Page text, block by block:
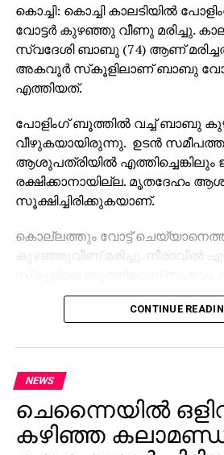
കൊച്ചി: കൊച്ചി കാലടിയില്‍
വോട്ടര്‍ കുഴഞ്ഞു വീണു മരിച്ചു.
സ്വദേശി ബാബു (74) ആണ്
അകവൂര്‍ സ്‌കൂളിലാണ് ബാബു
എത്തിയത്.
പോളിംഗ് ബൂത്തില്‍ വച്ച് ബാബു
വീഴുകയായിരുന്നു. ഉടന്‍
ആശുപത്രിയില്‍ എത്തിച്ചെങ്കിലും
രക്ഷിക്കാനായില്ല. മൃതദേഹം
സൂക്ഷിച്ചിരിക്കുകയാണ്.
കൊല്ലത്തും വോട്ട്
കുഴഞ്ഞുവീണ് മരിച്ചു. നീരാവില്‍
ശശിധരന്‍ (74) ആണ് മരിച്ചത്.
ഹോസ്പിറ്റലില്‍ എത്തിച്ചെങ്കിലും
മൃതദേഹം ആശുപത്രിയില്‍
CONTINUE
NEWS
ചെന്നൈയില്‍
കഴിഞ്ഞ